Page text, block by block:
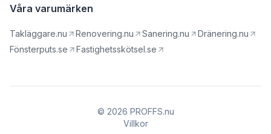
Våra varumärken
Takläggare.nu Renovering.nu Sanering.nu
Dränering.nu
Fönsterputs.se
Fastighetsskötsel.se
© 2026 PROFFS.nu
Villkor